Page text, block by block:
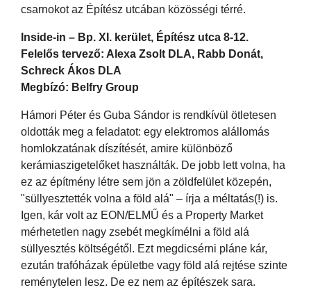
csarnokot az Építész utcában közösségi térré.
Inside-in – Bp. XI. kerület, Építész utca 8-12.
Felelős tervező: Alexa Zsolt DLA, Rabb Donát,
Schreck Ákos DLA
Megbízó: Belfry Group
Hámori Péter és Guba Sándor is rendkívül ötletesen
oldották meg a feladatot: egy elektromos alállomás
homlokzatának díszítését, amire különböző
kerámiaszigetelőket használták. De jobb lett volna, ha
ez az építmény létre sem jön a zöldfelület közepén,
"süllyesztették volna a föld alá" – írja a méltatás(!) is.
Igen, kár volt az EON/ELMŰ és a Property Market
mérhetetlen nagy zsebét megkímélni a föld alá
süllyesztés költségétől. Ezt megdicsérni pláne kár,
ezután trafóházak épületbe vagy föld alá rejtése szinte
reménytelen lesz. De ez nem az építészek sara.